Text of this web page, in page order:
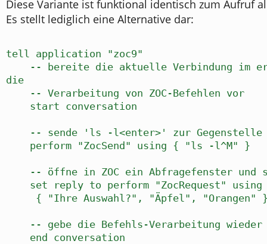
Diese Variante ist funktional identisch zum Aufruf
Es stellt lediglich eine Alternative dar:
tell application "zoc9"
-- bereite die aktuelle Verbindung im
die
-- Verarbeitung von ZOC-Befehlen vor
start conversation
-- sende 'ls -l<enter>' zur Gegenstelle
perform "ZocSend" using { "ls -l^M" }
-- öffne in ZOC ein Abfragefenster und
set reply to perform "ZocRequest" using
{ "Ihre Auswahl?", "Äpfel", "Orangen"
-- gebe die Befehls-Verarbeitung
end conversation